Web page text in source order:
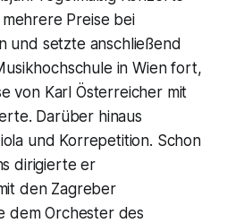
Preise bei
und setzte anschließend
in Wien fort,
von Karl Österreicher mit
Darüber hinaus
und Korrepetition. Schon
dirigierte er
den Zagreber
dem Orchester des